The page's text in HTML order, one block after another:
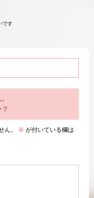
です
ん。 ※ が付いている欄は